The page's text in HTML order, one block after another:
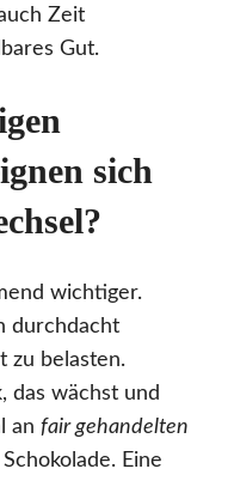
Zeit
Gut.
sich
wichtiger.
durchdacht
zu belasten.
das wächst und
an fair gehandelten
Eine